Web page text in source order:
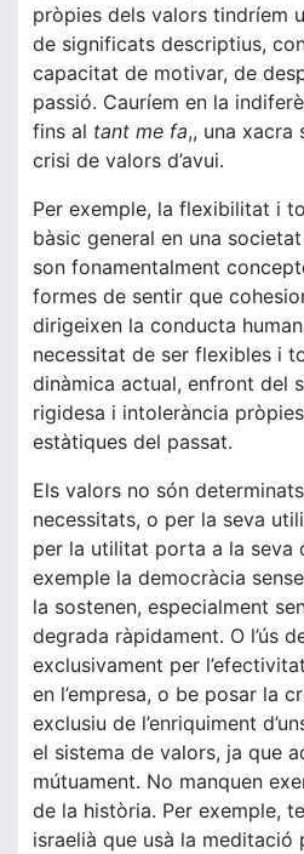
pròpies dels valors tindríem
de significats descriptius,
capacitat de motivar, de
passió. Cauríem en la
fins al tant me fa,, una xacra
crisi de valors d’avui.
Per exemple, la flexibilitat i
bàsic general en una
son fonamentalment
formes de sentir que
dirigeixen la conducta
necessitat de ser flexibles i
dinàmica actual, enfront del
rigidesa i intolerància
estàtiques del passat.
Els valors no són
necessitats, o per la seva
per la utilitat porta a la seva
exemple la democràcia
la sostenen, especialment
degrada ràpidament. O l’ús
exclusivament per
en l’empresa, o be posar la
exclusiu de l’enriquiment
el sistema de valors, ja que
mútuament. No manquen
de la història. Per exemple,
israelià que usà la meditació